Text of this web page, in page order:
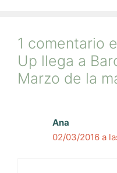
1 comentario
Up llega a
Marzo de la
Ana
02/03/2016 a